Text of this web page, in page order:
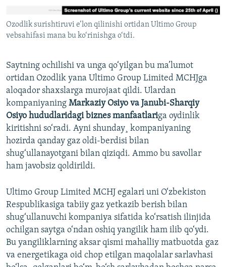
Ozodlik surishtiruvi e’lon qilinishi ortidan Ultimo Group
vebsahifasi mana bu ko‘rinishga o‘tdi.
Saytning ochilishi va unga qo‘yilgan bu ma’lumot
ortidan Ozodlik yana Ultimo Group Limited MCHJga
aloqador shaxslarga murojaat qildi. Ulardan
kompaniyaning Markaziy Osiyo va Janubi-Sharqiy
Osiyo hududlaridagi biznes manfaatlariga oydinlik
kiritishni so‘radi. Ayni shunday¸ kompaniyaning
hozirda qanday gaz oldi-berdisi bilan
shug‘ullanayotgani bilan qiziqdi. Ammo bu savollar
ham javobsiz qoldirildi.
Ultimo Group Limited MCHJ egalari uni O‘zbekiston
Respublikasiga tabiiy gaz yetkazib berish bilan
shug‘ullanuvchi kompaniya sifatida ko‘rsatish ilinjida
ochilgan saytga o‘ndan oshiq yangilik ham ilib qo‘ydi.
Bu yangiliklarning aksar qismi mahalliy matbuotda gaz
va energetikaga oid chop etilgan maqolalar sarlavhasi